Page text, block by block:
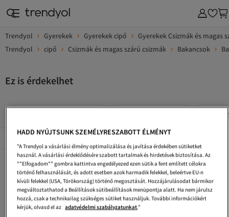
Trendyol Gyerekek Gyerekek cipő
Gyerekek Csizmák és magas
Trendyol
cipő Csizmák és magas szárú csizmák Bakancsok
Ez is érdekelhet
Barna
Népszerű márkák
Kiddo Férfi Bakancsok UGG Gyerekek Bakancsok
Kiddo Bakancsok
Twingo Gyerekek Bakancsok
DeeZee Gyerekek Bakancsok
Muggo Gyerekek Bakancsok
Barna Gyerekek Cipők
HADD NYÚJTSUNK SZEMÉLYRESZABOTT ÉLMÉNYT
"A Trendyol a vásárlási élmény optimalizálása és javítása érdekében sütiketket
használ. A vásárlási érdeklődésére szabott tartalmak és hirdetések biztosítása. Az
""Elfogadom"" gombra kattintva engedélyezed ezen sütik a fent említett célokra
történő felhasználását, és adott esetben azok harmadik felekkel, beleértve EU-n
kívüli felekkel (USA, Törökország) történő megosztását. Hozzájárulásodat bármikor
megváltoztathatod a Beállítások sütibeállítások menüpontja alatt. Ha nem járulsz
hozzá, csak a technikailag szükséges sütiket használjuk. További információkért
kérjük, olvasd el az adatvédelmi szabályzatunkat."